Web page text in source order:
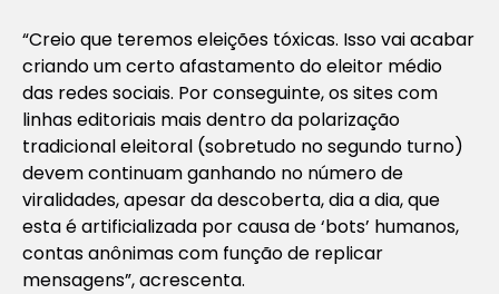
“Creio que teremos eleições tóxicas. Isso vai acabar
criando um certo afastamento do eleitor médio
das redes sociais. Por conseguinte, os sites com
linhas editoriais mais dentro da polarização
tradicional eleitoral (sobretudo no segundo turno)
devem continuam ganhando no número de
viralidades, apesar da descoberta, dia a dia, que
esta é artificializada por causa de ‘bots’ humanos,
contas anônimas com função de replicar
mensagens”, acrescenta.